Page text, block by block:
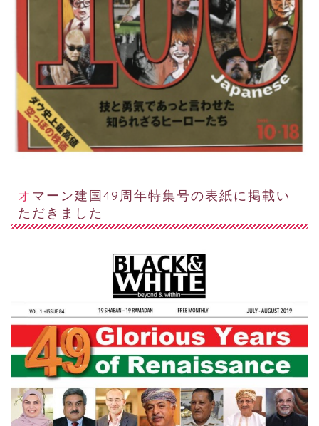
オマーン建国49周年特集号の表紙に掲載い
ただきました